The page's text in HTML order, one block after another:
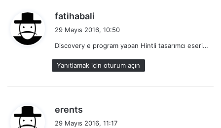
fatihabali
e
i
k
i
29 Mayıs 2016, 10:50
Discovery e program yapan Hintli tasarımcı eseri…
Yanıtlamak için oturum açın
erents
e
29 Mayıs 2016, 11:17